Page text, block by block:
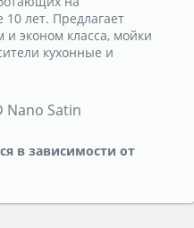
лет. Предлагает
эконом класса, мойки
кухонные и
Nano Satin
в зависимости от